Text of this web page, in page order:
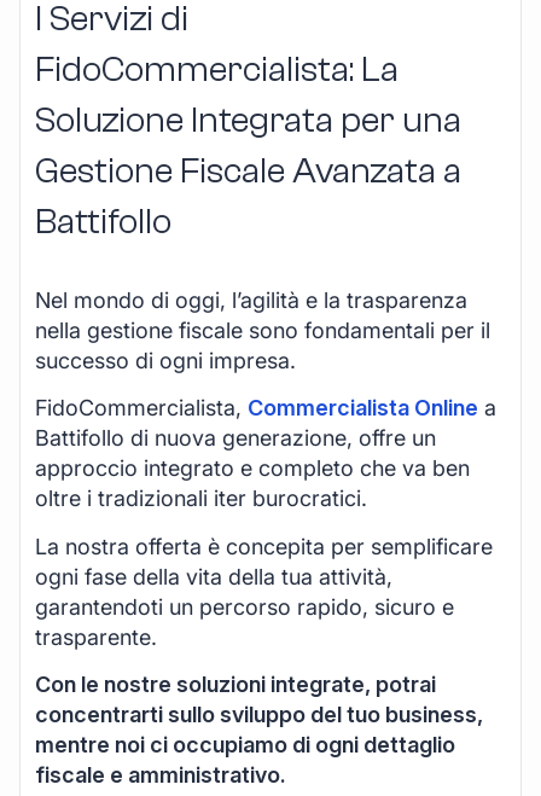
I Servizi di
FidoCommercialista: La
Soluzione Integrata per una
Gestione Fiscale Avanzata a
Battifollo
Nel mondo di oggi, l’agilità e la trasparenza
nella gestione fiscale sono fondamentali per il
successo di ogni impresa.
FidoCommercialista, Commercialista Online a
Battifollo di nuova generazione, offre un
approccio integrato e completo che va ben
oltre i tradizionali iter burocratici.
La nostra offerta è concepita per semplificare
ogni fase della vita della tua attività,
garantendoti un percorso rapido, sicuro e
trasparente.
Con le nostre soluzioni integrate, potrai
concentrarti sullo sviluppo del tuo business,
mentre noi ci occupiamo di ogni dettaglio
fiscale e amministrativo.